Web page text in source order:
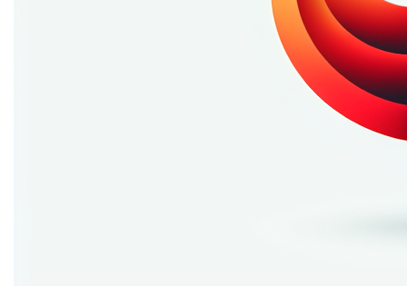
Transformeer furie.be in een dynamisch online platform
dat zich richt op fitness en gezondheid. Biedt
gepersonaliseerde trainingsschema's, voedingsadviezen
en inspirerende succesverhalen. Laat gebruikers hun
innerlijke furie loslaten en hun fitnessdoelen bereiken!